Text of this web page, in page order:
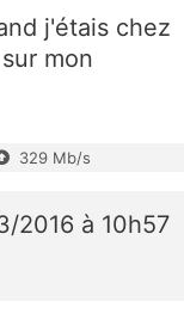
j'étais chez
mon
329 Mb/s
2016 à 10h57